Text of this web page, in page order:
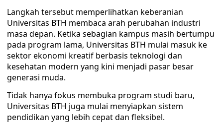
Langkah tersebut memperlihatkan keberanian
Universitas BTH membaca arah perubahan industri
masa depan. Ketika sebagian kampus masih bertumpu
pada program lama, Universitas BTH mulai masuk ke
sektor ekonomi kreatif berbasis teknologi dan
kesehatan modern yang kini menjadi pasar besar
generasi muda.
Tidak hanya fokus membuka program studi baru,
Universitas BTH juga mulai menyiapkan sistem
pendidikan yang lebih cepat dan fleksibel.